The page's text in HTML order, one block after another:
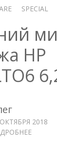
SPECIAL
HP
2018